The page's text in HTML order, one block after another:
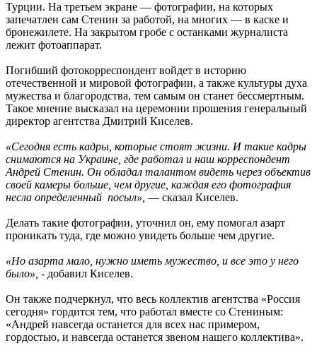
Турции. На третьем экране — фотографии, на которых
запечатлен сам Стенин за работой, на многих — в каске и
бронежилете. На закрытом гробе с останками журналиста
лежит фотоаппарат.
Погибший фотокорреспондент войдет в историю
отечественной и мировой фотографии, а также культуры духа
мужества и благородства, тем самым он станет бессмертным.
Такое мнение высказал на церемонии прошения генеральный
директор агентства Дмитрий Киселев.
«Сегодня есть кадры, которые стоят жизни. И такие кадры
снимаются на Украине, где работал и наш корреспондент
Андрей Стенин. Он обладал талантом видеть через объектив
своей камеры больше, чем другие, каждая его фотография
несла определенный посыл», — сказал Киселев.
Делать такие фотографии, уточнил он, ему помогал азарт
проникать туда, где можно увидеть больше чем другие.
«Но азарта мало, нужно иметь мужество, и все это у него
было», - добавил Киселев.
Он также подчеркнул, что весь коллектив агентства «Россия
сегодня» гордится тем, что работал вместе со Стениным:
«Андрей навсегда останется для всех нас примером,
гордостью, и навсегда останется звеном нашего коллектива».